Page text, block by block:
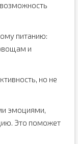
питанию:
и
но не
эмоциями,
Это поможет